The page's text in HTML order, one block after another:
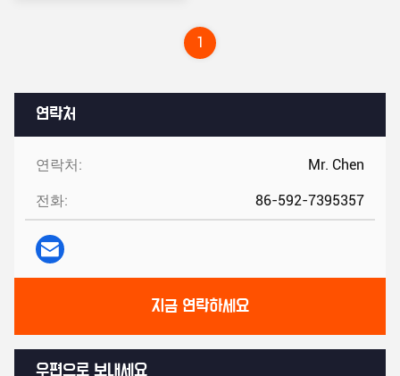
연락처
연락처: Mr. Chen
전화: 86-592-7395357
지금 연락하세요
우편으로 보내세요
1